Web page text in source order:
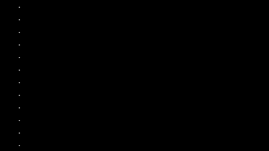
・
・
・
・
・
・
・
・
・
・
・
・